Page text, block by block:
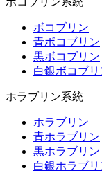
ボコブリン
青ボコブリン
黒ボコブリン
白銀ボコブリ
ホラブリン系統
ホラブリン
青ホラブリン
黒ホラブリン
白銀ホラブリ